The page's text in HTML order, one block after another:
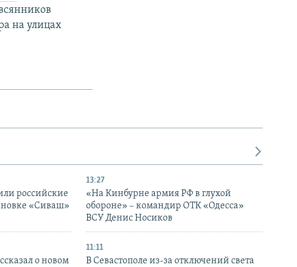
на улицах
российские
«Сиваш»
13:27
«На Кинбурне армия РФ в глухой
обороне» – командир ОТК «Одесса»
ВСУ Денис Носиков
о новом
11:11
В Севастополе из-за отключений света